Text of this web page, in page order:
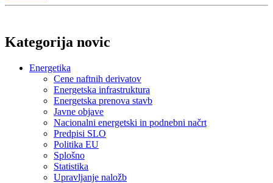
Kategorija novic
Energetika
Cene naftnih derivatov
Energetska infrastruktura
Energetska prenova stavb
Javne objave
Nacionalni energetski in podnebni načrt
Predpisi SLO
Politika EU
Splošno
Statistika
Upravljanje naložb